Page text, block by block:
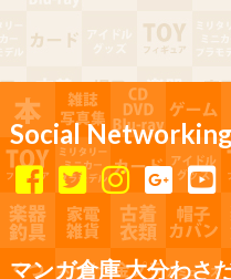
Social
マンガ倉庫 大分わさ